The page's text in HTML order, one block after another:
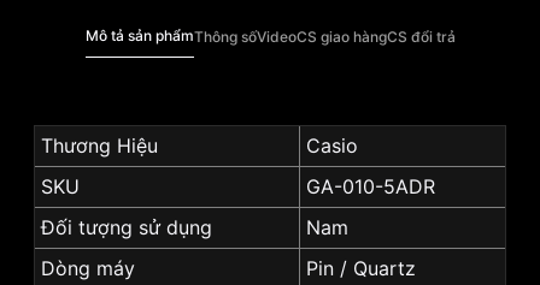
Mô tả sản phẩmThông sốVideoCS giao hàngCS đổi trả
Thương Hiệu
Casio
SKU
GA-010-5ADR
Đối tượng sử dụng
Nam
Dòng máy
Pin / Quartz